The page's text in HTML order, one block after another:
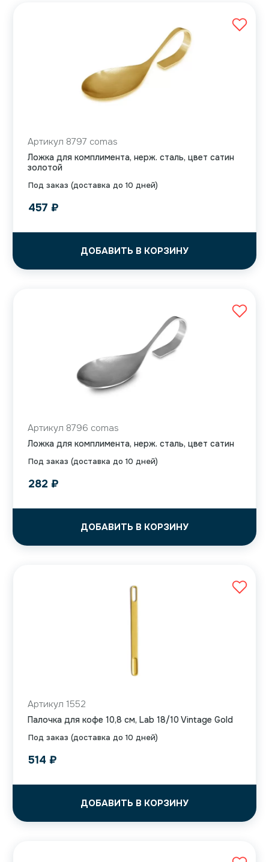
Под заказ (доставка до 10 дней)
Артикул 8797 comas
Ложка для комплимента, нерж. сталь, цвет сатин
золотой
457 ₽
ДОБАВИТЬ В КОРЗИНУ
Под заказ (доставка до 10 дней)
Артикул 8796 comas
Ложка для комплимента, нерж. сталь, цвет сатин
282 ₽
ДОБАВИТЬ В КОРЗИНУ
Под заказ (доставка до 10 дней)
Артикул 1552
Палочка для кофе 10,8 см, Lab 18/10 Vintage Gold
514 ₽
ДОБАВИТЬ В КОРЗИНУ